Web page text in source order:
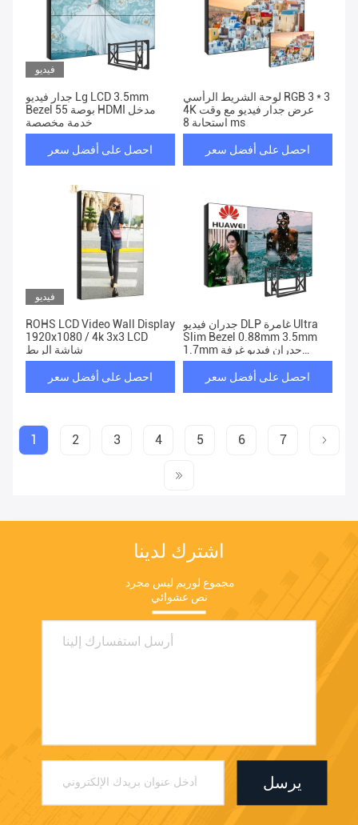
فيديو
جدار فيديو Lg LCD 3.5mm
Bezel 55 بوصة HDMI مدخل
خدمة مخصصة
احصل على أفضل سعر
لوحة الشريط الرأسي RGB 3 * 3
4K عرض جدار فيديو مع وقت
استجابة 8 ms
احصل على أفضل سعر
فيديو
ROHS LCD Video Wall Display
1920x1080 / 4k 3x3 LCD
شاشة الربط
احصل على أفضل سعر
جدران فيديو DLP غامرة Ultra
Slim Bezel 0.88mm 3.5mm
1.7mm جدران فيديو غرفة
التحكم
احصل على أفضل سعر
1 2 3 4 5 6 7
اشترك لدينا
نص عشوائي
يرسل